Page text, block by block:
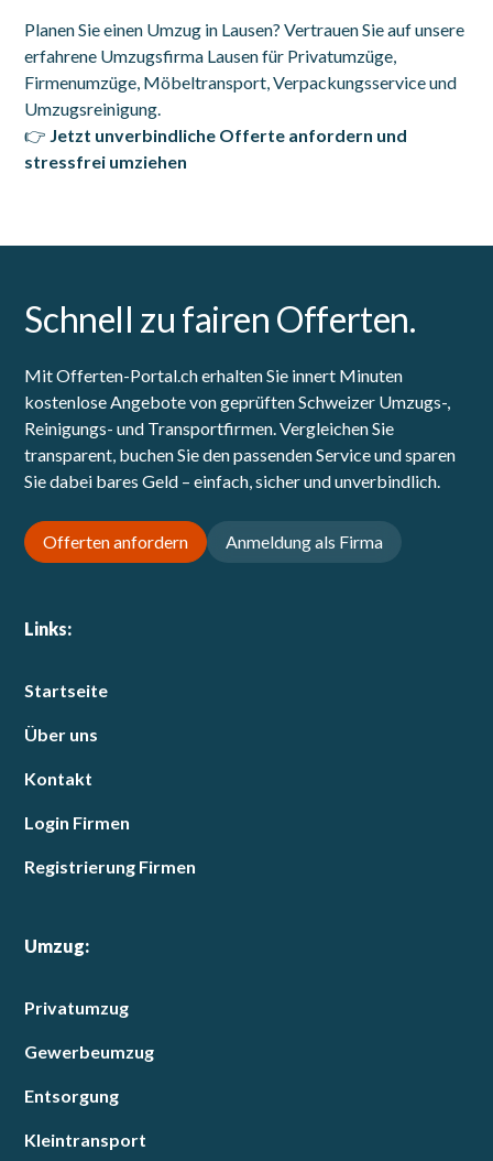
Planen Sie einen Umzug in Lausen? Vertrauen Sie auf unsere
erfahrene Umzugsfirma Lausen für Privatumzüge,
Firmenumzüge, Möbeltransport, Verpackungsservice und
Umzugsreinigung.
👉 Jetzt unverbindliche Offerte anfordern und
stressfrei umziehen
Schnell zu fairen Offerten.
Mit Offerten-Portal.ch erhalten Sie innert Minuten
kostenlose Angebote von geprüften Schweizer Umzugs-,
Reinigungs- und Transportfirmen. Vergleichen Sie
transparent, buchen Sie den passenden Service und sparen
Sie dabei bares Geld – einfach, sicher und unverbindlich.
Offerten anfordern Anmeldung als Firma
Links:
Startseite
Über uns
Kontakt
Login Firmen
Registrierung Firmen
Umzug:
Privatumzug
Gewerbeumzug
Entsorgung
Kleintransport